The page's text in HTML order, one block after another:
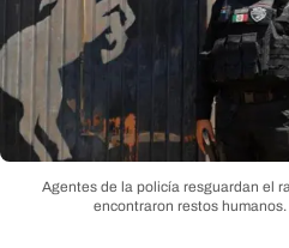
Agentes de la policía resguardan el
encontraron restos humanos.